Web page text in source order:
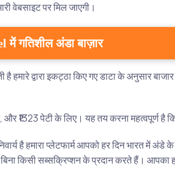
वेबसाइट पर मिल जाएगी।
में गतिशील अंडा बाज़ार
द्वारा इकट्ठा किए गए डाटा के अनुसार
₹1323 पेटी के लिए। यह तय करना महत्वपूर्ण
है हमारा प्लेटफार्म आपको हर दिन भारत में
किसी सब्सक्रिप्शन के प्रदान करते हैं। आपका